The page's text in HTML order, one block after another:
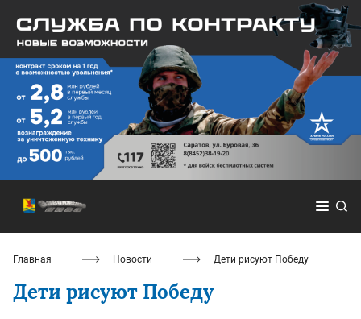
Главная Новости Дети рисуют Победу
Дети рисуют Победу